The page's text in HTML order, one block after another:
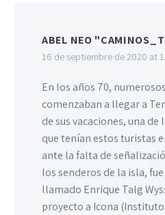
ABEL NEO
16 de septiembre de 2020 at
En los años 70,
comenzaban a llegar a
de sus vacaciones, una
que tenían estos turistas
ante la falta de
los senderos de la isla,
llamado Enrique Talg
proyecto a Icona